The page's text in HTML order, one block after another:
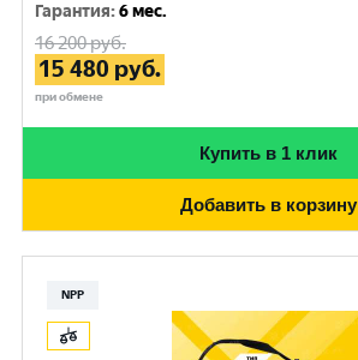
Гарантия:6 мес.
16 200руб.
15 480 руб.
при обмене
Купить в 1 клик
Добавить в корзину
NPP